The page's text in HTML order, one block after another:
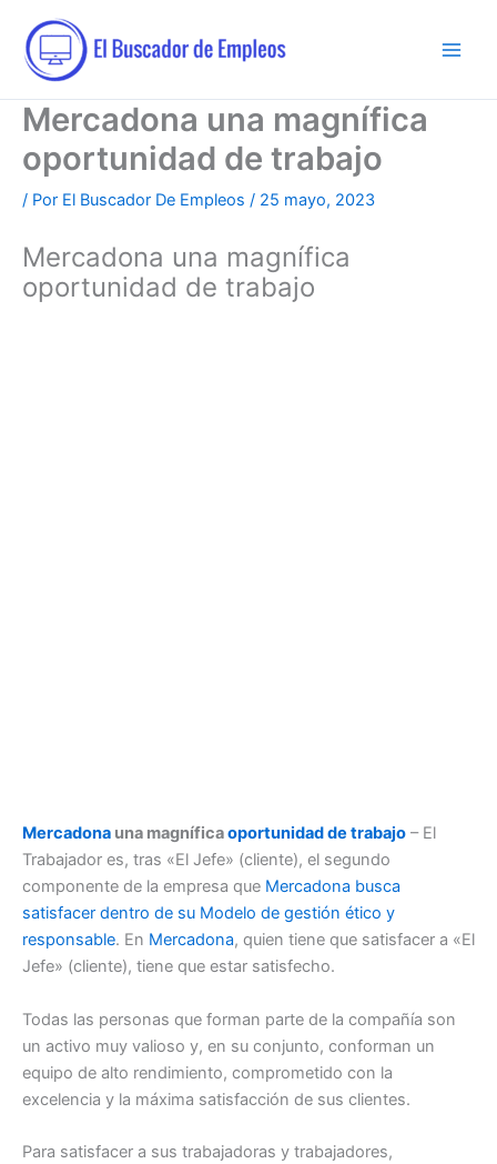
contenido
Mercadona una magnífica
oportunidad de trabajo
/ Por El Buscador De Empleos / 25 mayo, 2023
Mercadona una magnífica
oportunidad de trabajo
Mercadona una magníficaoportunidad de trabajo – El
Trabajador es, tras «El Jefe» (cliente), el segundo
componente de la empresa que Mercadona busca
satisfacer dentro de su Modelo de gestión ético y
responsable. En Mercadona, quien tiene que satisfacer a «El
Jefe» (cliente), tiene que estar satisfecho.
Todas las personas que forman parte de la compañía son
un activo muy valioso y, en su conjunto, conforman un
equipo de alto rendimiento, comprometido con la
excelencia y la máxima satisfacción de sus clientes.
Para satisfacer a sus trabajadoras y trabajadores,